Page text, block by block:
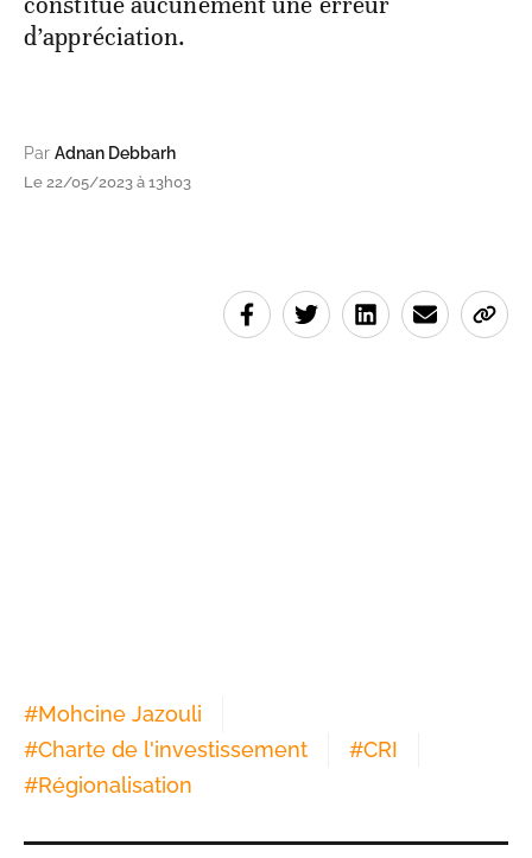
d’appréciation.
Par Adnan Debbarh
Le 22/05/2023 à 13h03
#Mohcine Jazouli
#Charte de l'investissement #CRI
#Régionalisation